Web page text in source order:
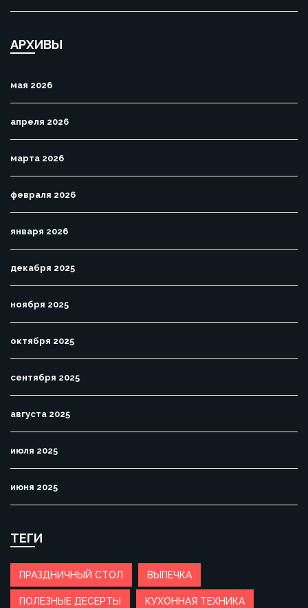
АРХИВЫ
мая 2026
апреля 2026
марта 2026
февраля 2026
января 2026
декабря 2025
ноября 2025
октября 2025
сентября 2025
августа 2025
июля 2025
июня 2025
ТЕГИ
ПРАЗДНИЧНЫЙ СТОЛ ВЫПЕЧКА
ПОЛЕЗНЫЕ ДЕСЕРТЫ КУХОННАЯ ТЕХНИКА